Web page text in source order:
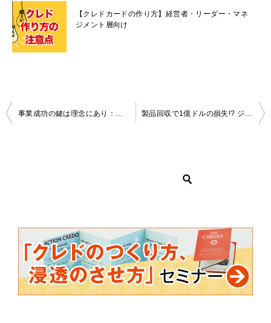
【クレドカードの作り方】経営者・リーダー・マネ
ジメント層向け
投
事業成功の鍵は理念にあり：経営目的の再定義とクレドの活用 製品回収で1億ドルの損失!? ジョンソン・エンド・ジョンソンがクレドを貫いた理由